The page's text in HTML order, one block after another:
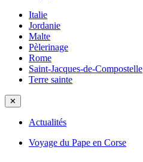
Italie
Jordanie
Malte
Pèlerinage
Rome
Saint-Jacques-de-Compostelle
Terre sainte
✕
Actualités
Voyage du Pape en Corse